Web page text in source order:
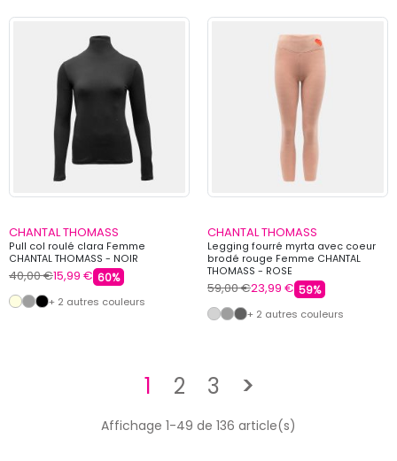
CHANTAL THOMASS
Pull col roulé clara Femme
CHANTAL THOMASS - NOIR
40,00 €15,99 € 60%
+ 2 autres couleurs
CHANTAL THOMASS
Legging fourré myrta avec coeur
brodé rouge Femme CHANTAL
THOMASS - ROSE
59,00 €23,99 € 59%
+ 2 autres couleurs
1 2 3 >Suivant
Affichage 1-49 de 136 article(s)